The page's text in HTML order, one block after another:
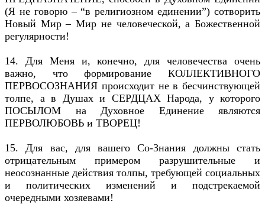
(Я не говорю – “в религиозном единении”) сотворить
Новый Мир – Мир не человеческой, а Божественной
регулярности!
14. Для Меня и, конечно, для человечества очень
важно, что формирование КОЛЛЕКТИВНОГО
ПЕРВОСОЗНАНИЯ происходит не в бесчинствующей
толпе, а в Душах и СЕРДЦАХ Народа, у которого
ПОСЫЛОМ на Духовное Единение являются
ПЕРВОЛЮБОВЬ и ТВОРЕЦ!
15. Для вас, для вашего Со-Знания должны стать
отрицательным примером разрушительные и
неосознанные действия толпы, требующей социальных
и политических изменений и подстрекаемой
очередными хозяевами!